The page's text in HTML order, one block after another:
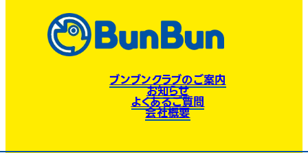
ブンブンクラブのご案内
お知らせ
よくあるご質問
会社概要